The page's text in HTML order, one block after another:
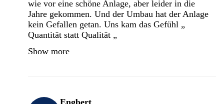
wie vor eine schöne Anlage, aber leider in die
Jahre gekommen. Und der Umbau hat der Anlage
kein Gefallen getan. Uns kam das Gefühl „
Quantität statt Qualität „
Show more
Engbert